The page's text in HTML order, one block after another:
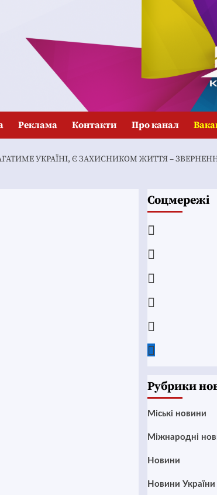
Реклама Контакти Про канал
УКРАЇНІ, Є ЗАХИСНИКОМ ЖИТТЯ –
Соцмережі
Рубрики
Mіські новини
Міжнародні
Новини
Новини України